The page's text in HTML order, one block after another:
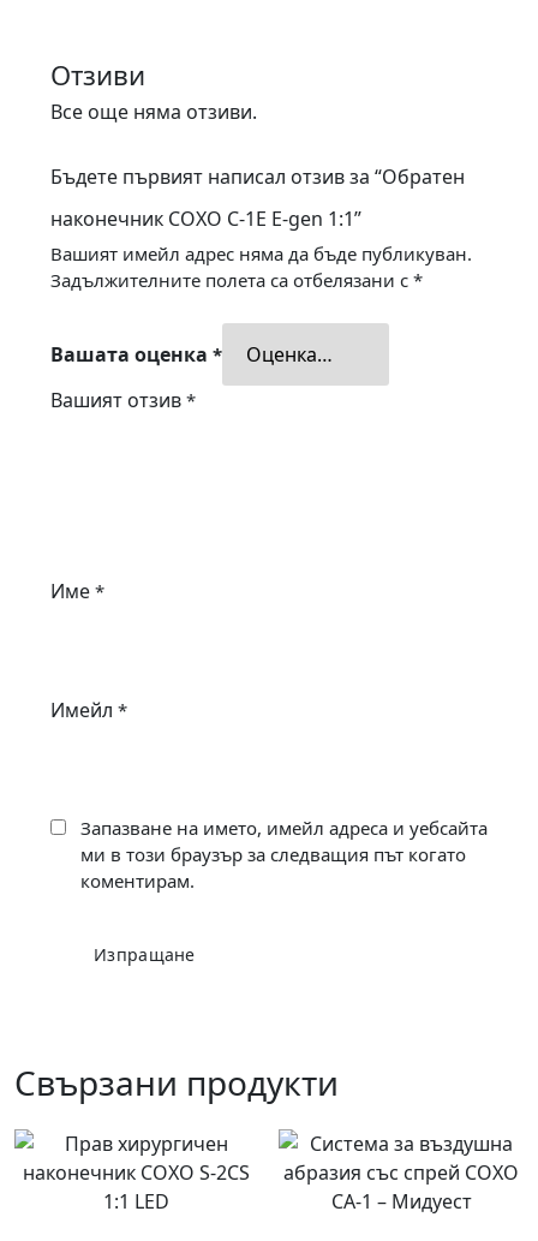
Отзиви
Все още няма отзиви.
Бъдете първият написал отзив за “Обратен
наконечник COXO C-1E E-gen 1:1”
Вашият имейл адрес няма да бъде публикуван.
Задължителните полета са отбелязани с *
Вашата оценка *
Вашият отзив *
Име *
Имейл *
Запазване на името, имейл адреса и уебсайта
ми в този браузър за следващия път когато
коментирам.
Свързани продукти